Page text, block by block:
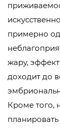
примерно
жару,
доходит до
Кроме того,